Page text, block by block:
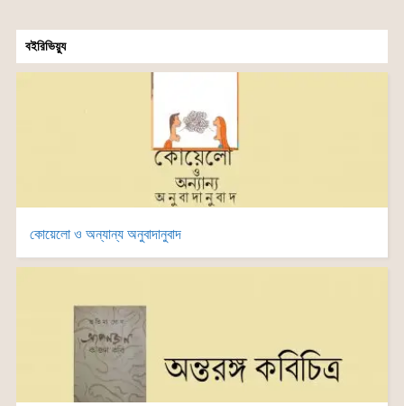
বইরিভিয়্যু
কোয়েলো ও অন্যান্য অনুবাদানুবাদ